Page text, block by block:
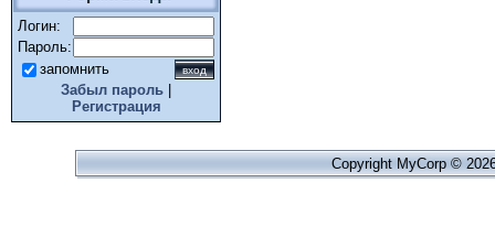
Логин:
Пароль:
запомнить
Забыл пароль
Регистрация
Copyright MyCorp ©